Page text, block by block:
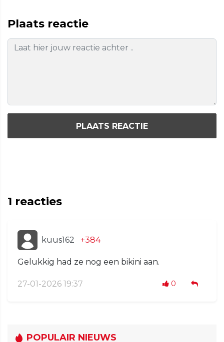
Plaats reactie
PLAATS REACTIE
1 reacties
kuus162 +384
Gelukkig had ze nog een bikini aan.
27-01-2026 19:37 0
POPULAIR NIEUWS